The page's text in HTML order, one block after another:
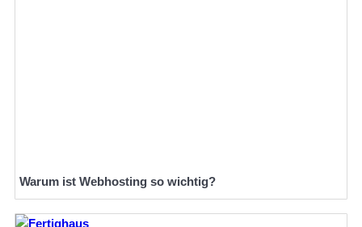
Warum ist Webhosting so wichtig?